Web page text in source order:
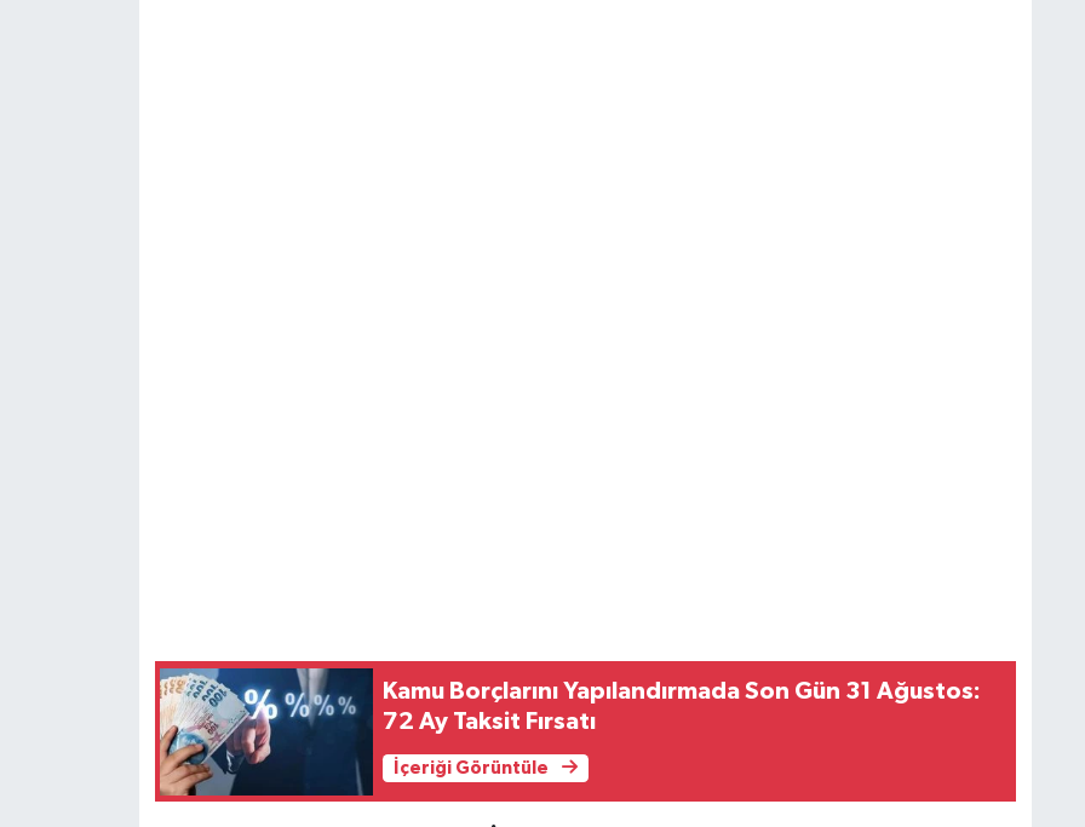
Kamu Borçlarını Yapılandırmada Son Gün 31 Ağustos:
72 Ay Taksit Fırsatı
İçeriği Görüntüle